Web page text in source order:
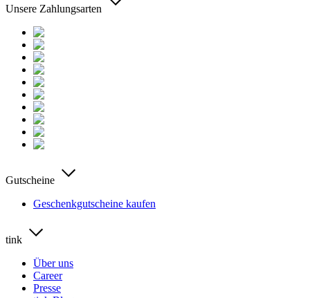
Unsere Zahlungsarten
Gutscheine
Geschenkgutscheine kaufen
tink
Über uns
Career
Presse